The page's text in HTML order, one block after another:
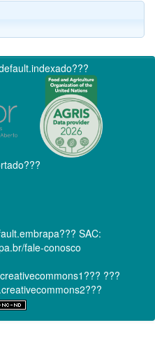
SAC:
fale-conosco
???